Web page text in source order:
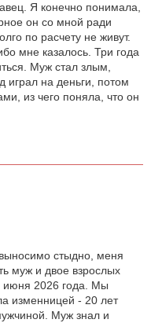
Я конечно понимала,
он со мной ради
по расчету не живут.
мне казалось. Три года
Муж стал злым,
играл на деньги, потом
из чего поняла, что он
стыдно, меня
муж и двое взрослых
июня 2026 года. Мы
изменницей - 20 лет
Муж знал и